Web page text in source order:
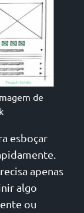
de
esboçar
apenas
algo
ou